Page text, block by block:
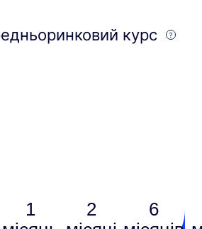
курс
1
2
6